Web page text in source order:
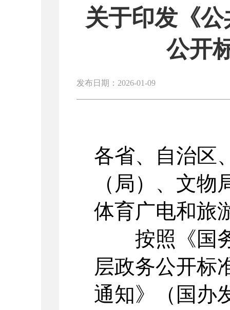
关于印发《
公开
发布日期：2026-01-09
各省、自治区
（局）、文
体育广电和旅
按照《国务
层政务公开标
通知》（国办